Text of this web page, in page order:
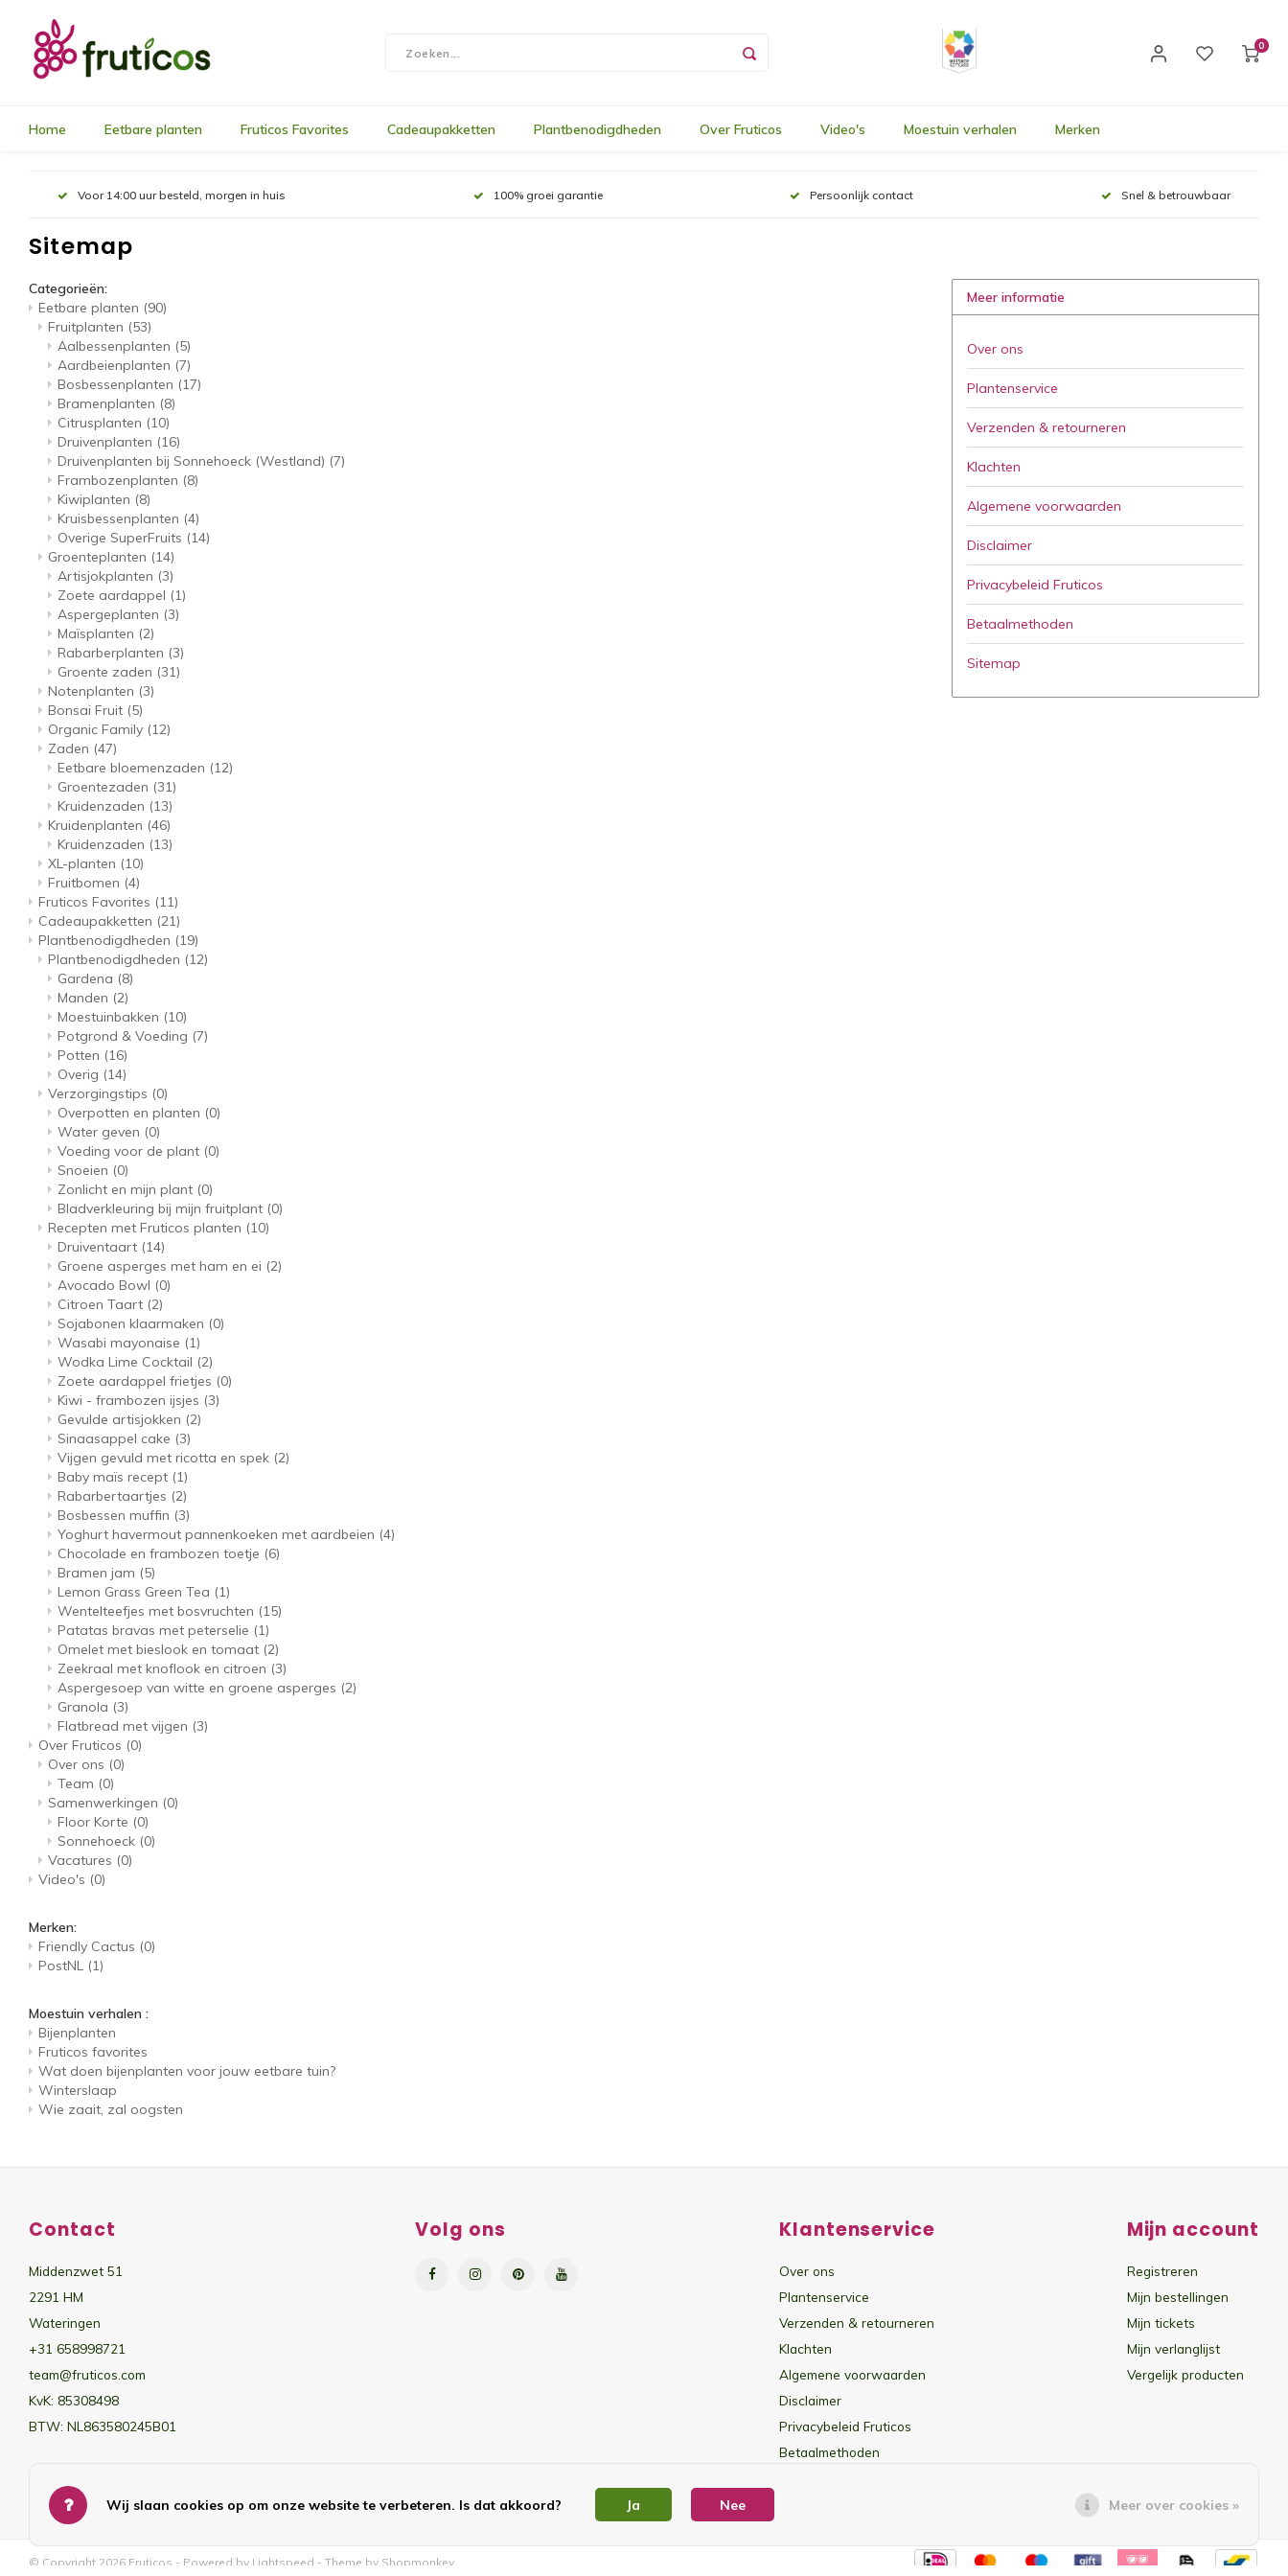
0
Home Eetbare planten Fruticos Favorites Cadeaupakketten Plantbenodigdheden Over Fruticos Video's Moestuin verhalen Merken
Voor 14:00 uur besteld, morgen in huis 100% groei garantie Persoonlijk contact Snel & betrouwbaar
Sitemap
Categorieën:
Eetbare planten (90)
Fruitplanten (53)
Aalbessenplanten (5)
Aardbeienplanten (7)
Bosbessenplanten (17)
Bramenplanten (8)
Citrusplanten (10)
Druivenplanten (16)
Druivenplanten bij Sonnehoeck (Westland) (7)
Frambozenplanten (8)
Kiwiplanten (8)
Kruisbessenplanten (4)
Overige SuperFruits (14)
Groenteplanten (14)
Artisjokplanten (3)
Zoete aardappel (1)
Aspergeplanten (3)
Maïsplanten (2)
Rabarberplanten (3)
Groente zaden (31)
Notenplanten (3)
Bonsai Fruit (5)
Organic Family (12)
Zaden (47)
Eetbare bloemenzaden (12)
Groentezaden (31)
Kruidenzaden (13)
Kruidenplanten (46)
Kruidenzaden (13)
XL-planten (10)
Fruitbomen (4)
Fruticos Favorites (11)
Cadeaupakketten (21)
Plantbenodigdheden (19)
Plantbenodigdheden (12)
Gardena (8)
Manden (2)
Moestuinbakken (10)
Potgrond & Voeding (7)
Potten (16)
Overig (14)
Verzorgingstips (0)
Overpotten en planten (0)
Water geven (0)
Voeding voor de plant (0)
Snoeien (0)
Zonlicht en mijn plant (0)
Bladverkleuring bij mijn fruitplant (0)
Recepten met Fruticos planten (10)
Druiventaart (14)
Groene asperges met ham en ei (2)
Avocado Bowl (0)
Citroen Taart (2)
Sojabonen klaarmaken (0)
Wasabi mayonaise (1)
Wodka Lime Cocktail (2)
Zoete aardappel frietjes (0)
Kiwi - frambozen ijsjes (3)
Gevulde artisjokken (2)
Sinaasappel cake (3)
Vijgen gevuld met ricotta en spek (2)
Baby maïs recept (1)
Rabarbertaartjes (2)
Bosbessen muffin (3)
Yoghurt havermout pannenkoeken met aardbeien (4)
Chocolade en frambozen toetje (6)
Bramen jam (5)
Lemon Grass Green Tea (1)
Wentelteefjes met bosvruchten (15)
Patatas bravas met peterselie (1)
Omelet met bieslook en tomaat (2)
Zeekraal met knoflook en citroen (3)
Aspergesoep van witte en groene asperges (2)
Granola (3)
Flatbread met vijgen (3)
Over Fruticos (0)
Over ons (0)
Team (0)
Samenwerkingen (0)
Floor Korte (0)
Sonnehoeck (0)
Vacatures (0)
Video's (0)
Merken:
Friendly Cactus (0)
PostNL (1)
Moestuin verhalen :
Bijenplanten
Fruticos favorites
Wat doen bijenplanten voor jouw eetbare tuin?
Winterslaap
Wie zaait, zal oogsten
Meer informatie
Over ons
Plantenservice
Verzenden & retourneren
Klachten
Algemene voorwaarden
Disclaimer
Privacybeleid Fruticos
Betaalmethoden
Sitemap
Contact
Middenzwet 51
2291 HM
Wateringen
+31 658998721
team@fruticos.com
KvK: 85308498
BTW: NL863580245B01
Volg ons Klantenservice
Over ons
Plantenservice
Verzenden & retourneren
Klachten
Algemene voorwaarden
Disclaimer
Privacybeleid Fruticos
Betaalmethoden
Mijn account
Registreren
Mijn bestellingen
Mijn tickets
Mijn verlanglijst
Vergelijk producten
© Copyright 2026 Fruticos - Powered by Lightspeed - Theme by Shopmonkey
Wij slaan cookies op om onze website te verbeteren. Is dat akkoord? Ja Nee Meer over cookies »